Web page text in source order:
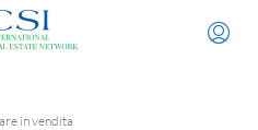
in vendita